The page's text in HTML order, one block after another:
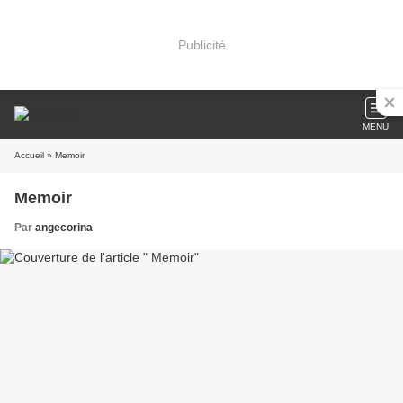
Publicité
MENU
Accueil » Memoir
Memoir
Par angecorina